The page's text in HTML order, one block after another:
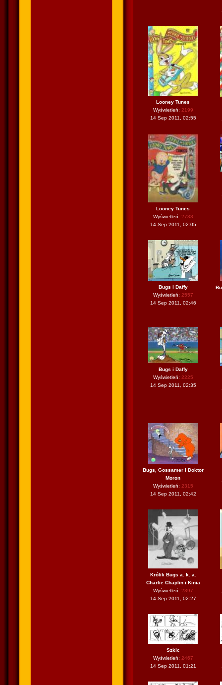
Looney Tunes
Wyświetleń: 2199
14 Sep 2011, 02:55
Looney Tunes
Wyświetleń: 2738
14 Sep 2011, 02:05
Bugs i Daffy
Wyświetleń: 2557
14 Sep 2011, 02:46
Bugs i Daffy
Wyświetleń: 2225
14 Sep 2011, 02:35
Bugs, Gossamer i Doktor
Moron
Wyświetleń: 2315
14 Sep 2011, 02:42
Królik Bugs a. k. a.
Charlie Chaplin i Kinia
Wyświetleń: 2397
14 Sep 2011, 02:27
Szkic
Wyświetleń: 2467
14 Sep 2011, 01:21